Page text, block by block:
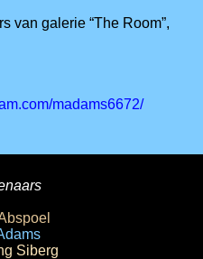
van galerie “The Room”,
madams6672/
Siberg